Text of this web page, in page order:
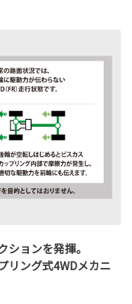
ョンを発揮。
リング式4WDメカニ